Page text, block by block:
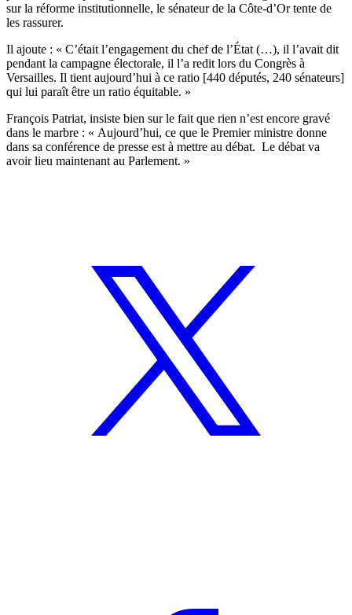
sur la réforme institutionnelle, le sénateur de la Côte-d’Or tente de
les rassurer.
Il ajoute : « C’était l’engagement du chef de l’État (…), il l’avait dit
pendant la campagne électorale, il l’a redit lors du Congrès à
Versailles. Il tient aujourd’hui à ce ratio [440 députés, 240 sénateurs]
qui lui paraît être un ratio équitable. »
François Patriat, insiste bien sur le fait que rien n’est encore gravé
dans le marbre : « Aujourd’hui, ce que le Premier ministre donne
dans sa conférence de presse est à mettre au débat. Le débat va
avoir lieu maintenant au Parlement. »